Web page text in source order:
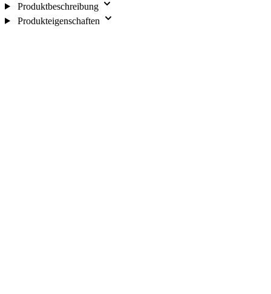
Produktbeschreibung
Produkteigenschaften